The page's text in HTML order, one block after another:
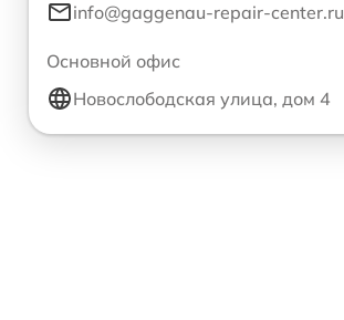
info@gaggenau-repair-center.ru
Основной офис
Новослободская улица, дом 4